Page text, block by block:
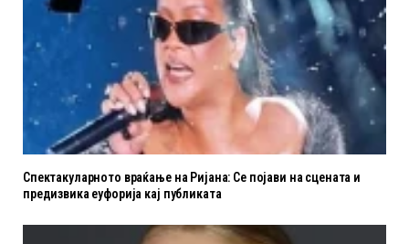
Спектакуларното враќање на Ријана: Се појави на сцената и
предизвика еуфорија кај публиката